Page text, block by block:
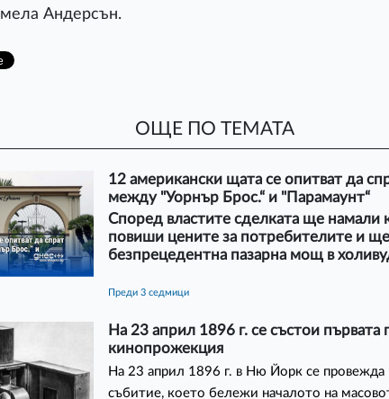
Андерсън.
ОЩЕ ПО ТЕМАТА
12 американски щата се опитват да
между "Уорнър Брос.“ и "Парамаунт“
Според властите сделката ще намали
повиши цените за потребителите и
безпрецедентна пазарна мощ в
преди 3 седмици
На 23 април 1896 г. се състои първата
кинопрожекция
На 23 април 1896 г. в Ню Йорк се провежда
събитие, което бележи началото на